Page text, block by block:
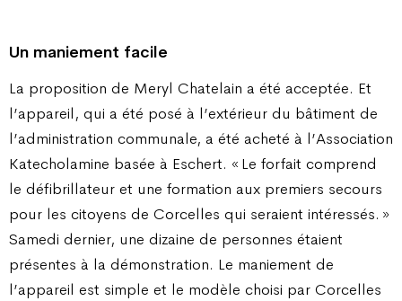
Un maniement facile
La proposition de Meryl Chatelain a été acceptée. Et
l’appareil, qui a été posé à l’extérieur du bâtiment de
l’administration communale, a été acheté à l’Association
Katecholamine basée à Eschert. « Le forfait comprend
le défibrillateur et une formation aux premiers secours
pour les citoyens de Corcelles qui seraient intéressés. »
Samedi dernier, une dizaine de personnes étaient
présentes à la démonstration. Le maniement de
l’appareil est simple et le modèle choisi par Corcelles